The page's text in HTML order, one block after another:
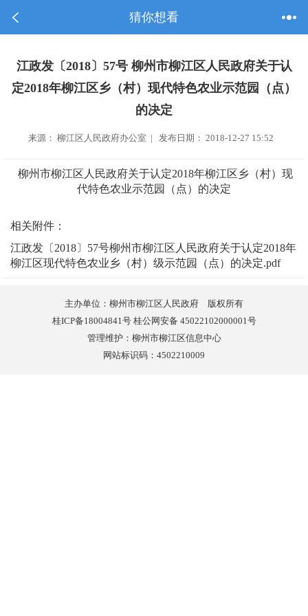
猜你想看
江政发〔2018〕57号 柳州市柳江区人民政府关于认
定2018年柳江区乡（村）现代特色农业示范园（点）
的决定
来源： 柳江区人民政府办公室 | 发布日期： 2018-12-27 15:52
柳州市柳江区人民政府关于认定2018年柳江区乡（村）现
代特色农业示范园（点）的决定
相关附件：
江政发〔2018〕57号柳州市柳江区人民政府关于认定2018年
柳江区现代特色农业乡（村）级示范园（点）的决定.pdf
主办单位：柳州市柳江区人民政府 版权所有
桂ICP备18004841号 桂公网安备 45022102000001号
管理维护：柳州市柳江区信息中心
网站标识码：4502210009